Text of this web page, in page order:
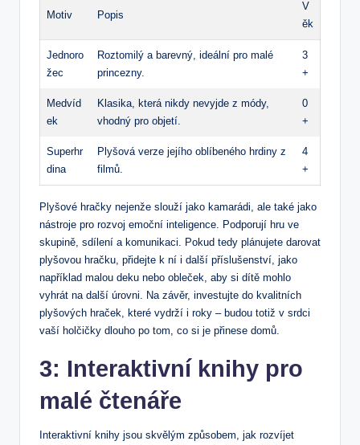
Motiv Popis
V
ěk
Jednoro
žec
Roztomilý a barevný, ideální pro malé
princezny.
3
+
Medvíd
ek
Klasika, která nikdy nevyjde z módy,
vhodný pro objetí.
0
+
Superhr
dina
Plyšová verze jejího oblíbeného hrdiny z
filmů.
4
+
Plyšové hračky nejenže slouží jako kamarádi, ale také jako
nástroje pro rozvoj emoční inteligence. Podporují hru ve
skupině, sdílení a komunikaci. Pokud tedy plánujete darovat
plyšovou hračku, přidejte k ní i další příslušenství, jako
například malou deku nebo obleček, aby si dítě mohlo
vyhrát na další úrovni. Na závěr, investujte do kvalitních
plyšových hraček, které vydrží i roky – budou totiž v srdci
vaší holčičky dlouho po tom, co si je přinese domů.
3: Interaktivní knihy pro
malé čtenáře
Interaktivní knihy jsou skvělým způsobem, jak rozvíjet